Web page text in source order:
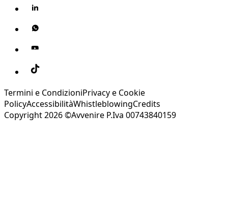
Termini e CondizioniPrivacy e Cookie
PolicyAccessibilitàWhistleblowingCredits
Copyright 2026 ©Avvenire P.Iva 00743840159